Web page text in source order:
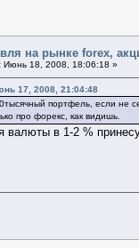
на рынке foreх,
Июнь 18, 2008, 18:06:18 »
17, 2008, 21:04:48
портфель, если не
про форекс, как видишь.
валюты в 1-2 %